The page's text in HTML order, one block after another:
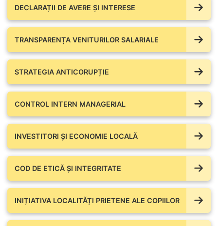
DECLARAȚII DE AVERE ŞI INTERESE
TRANSPARENȚA VENITURILOR SALARIALE
STRATEGIA ANTICORUPȚIE
CONTROL INTERN MANAGERIAL
INVESTITORI ȘI ECONOMIE LOCALĂ
COD DE ETICĂ ȘI INTEGRITATE
INIȚIATIVA LOCALITĂȚI PRIETENE ALE COPIILOR